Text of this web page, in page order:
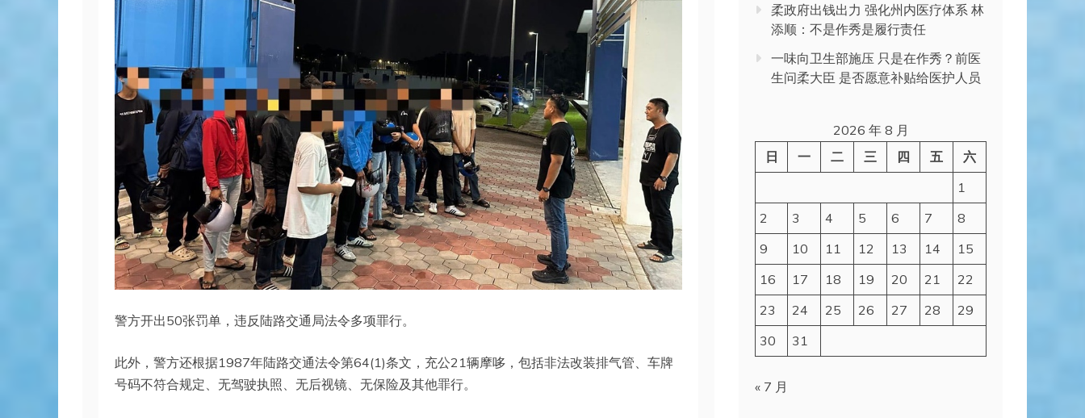
警方开出50张罚单，违反陆路交通局法令多项罪行。
此外，警方还根据1987年陆路交通法令第64(1)条文，充公21辆摩哆，包括非法改装排气管、车牌
号码不符合规定、无驾驶执照、无后视镜、无保险及其他罪行。
柔政府出钱出力 强化州内医疗体系 林
添顺：不是作秀是履行责任
一味向卫生部施压 只是在作秀？前医
生问柔大臣 是否愿意补贴给医护人员
2026 年 8 月
日
一 二 三 四 五
六
1
2
3 4 5 6 7
8
9
10 11 12 13 14
15
16
17 18 19 20 21
22
23
24 25 26 27 28
29
30
31
« 7 月